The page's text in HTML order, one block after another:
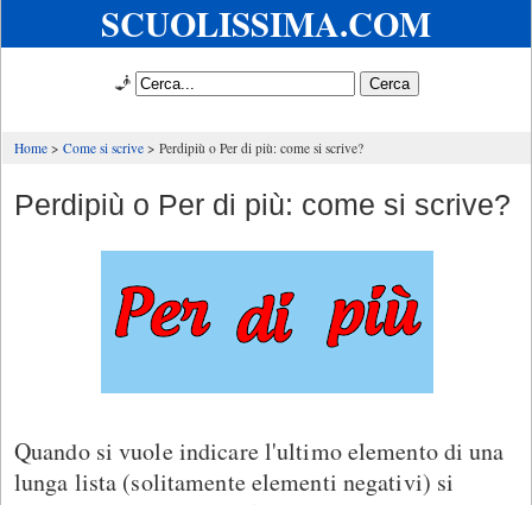
SCUOLISSIMA.COM
🧞
Home Come si scrive Perdipiù o Per di più: come si scrive?
Perdipiù o Per di più: come si scrive?
Quando si vuole indicare l'ultimo elemento di una
lunga lista (solitamente elementi negativi) si